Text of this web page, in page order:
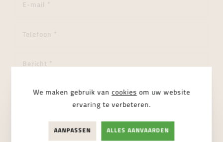
Ik ga akkoord met de privacy regelgeving
We maken gebruik van cookies om uw website
ervaring te verbeteren.
AANPASSEN ALLES AANVAARDEN